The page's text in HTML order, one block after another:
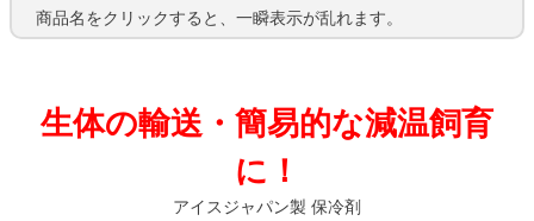
商品名をクリックすると、一瞬表示が乱れます。
生体の輸送・簡易的な減温飼育
に！
アイスジャパン製 保冷剤